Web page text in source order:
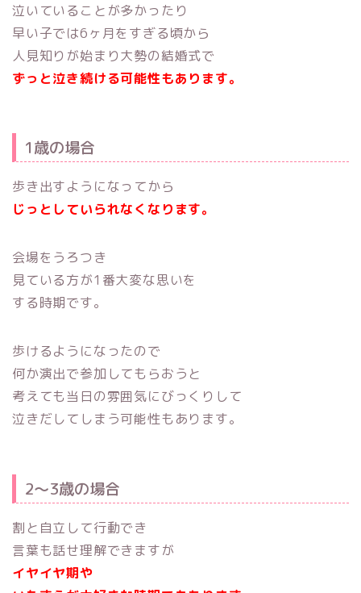
泣いていることが多かったり
早い子では6ヶ月をすぎる頃から
人見知りが始まり大勢の結婚式で
ずっと泣き続ける可能性もあります。
1歳の場合
歩き出すようになってから
じっとしていられなくなります。
会場をうろつき
見ている方が1番大変な思いを
する時期です。
歩けるようになったので
何か演出で参加してもらおうと
考えても当日の雰囲気にびっくりして
泣きだしてしまう可能性もあります。
2～3歳の場合
割と自立して行動でき
言葉も話せ理解できますが
イヤイヤ期や